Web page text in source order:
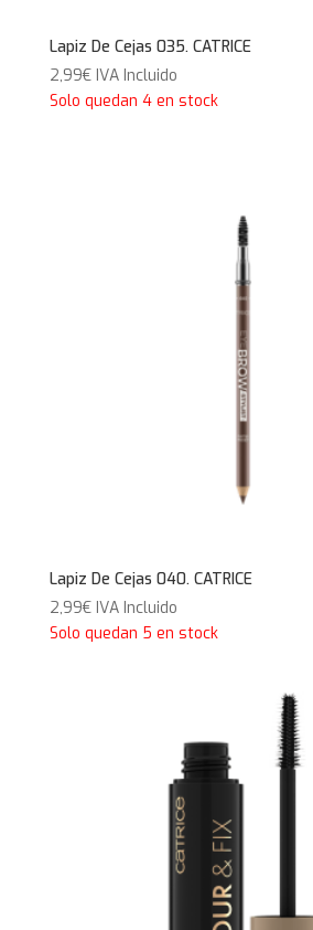
Lapiz De Cejas 035. CATRICE
2,99€ IVA Incluido
Solo quedan 4 en stock
Lapiz De Cejas 040. CATRICE
2,99€ IVA Incluido
Solo quedan 5 en stock